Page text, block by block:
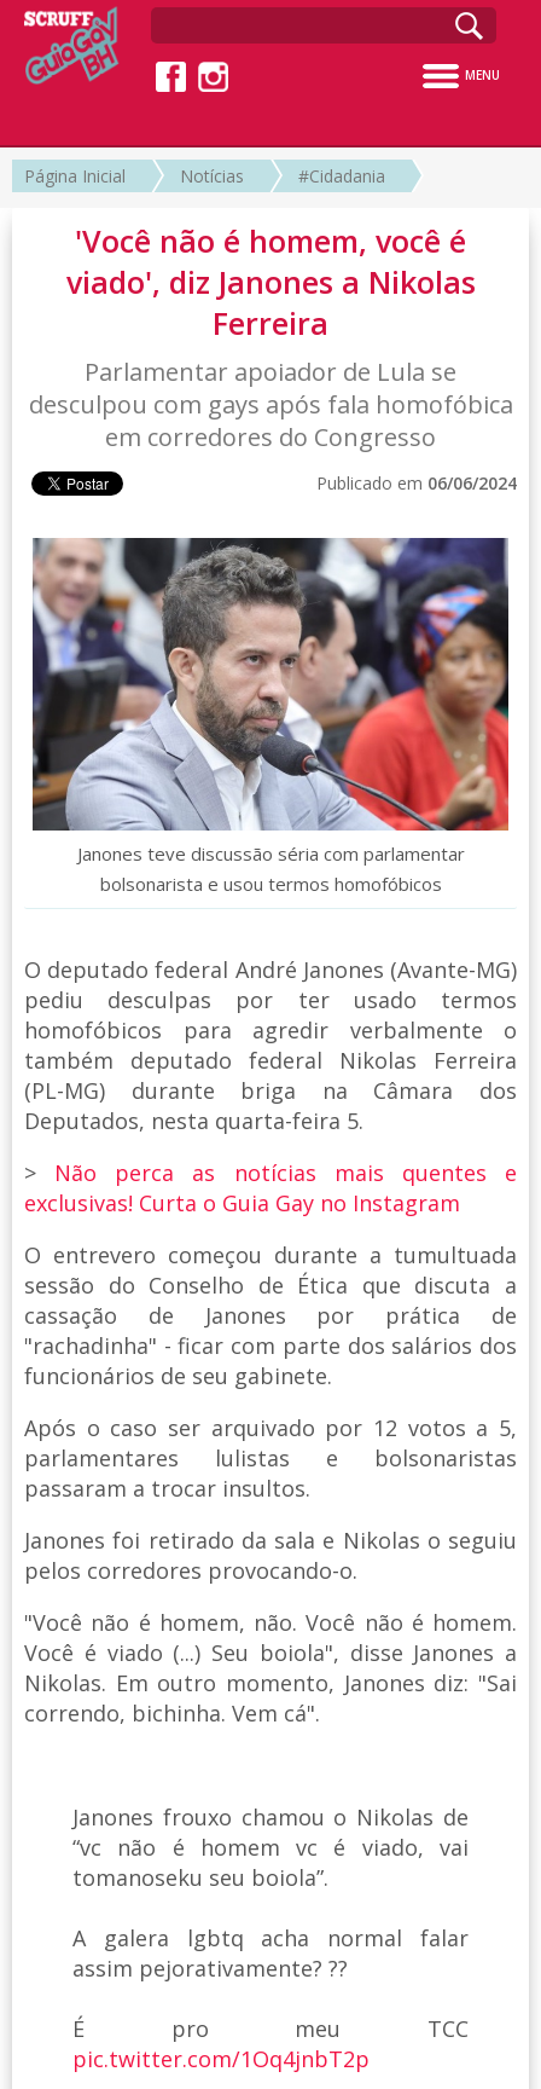
MENU
Página Inicial Notícias #Cidadania
'Você não é homem, você é
viado', diz Janones a Nikolas
Ferreira
Parlamentar apoiador de Lula se
desculpou com gays após fala homofóbica
em corredores do Congresso
Publicado em 06/06/2024
Janones teve discussão séria com parlamentar
bolsonarista e usou termos homofóbicos
O deputado federal André Janones (Avante-MG)
pediu desculpas por ter usado termos
homofóbicos para agredir verbalmente o
também deputado federal Nikolas Ferreira
(PL-MG) durante briga na Câmara dos
Deputados, nesta quarta-feira 5.
> Não perca as notícias mais quentes e
exclusivas! Curta o Guia Gay no Instagram
O entrevero começou durante a tumultuada
sessão do Conselho de Ética que discuta a
cassação de Janones por prática de
"rachadinha" - ficar com parte dos salários dos
funcionários de seu gabinete.
Após o caso ser arquivado por 12 votos a 5,
parlamentares lulistas e bolsonaristas
passaram a trocar insultos.
Janones foi retirado da sala e Nikolas o seguiu
pelos corredores provocando-o.
"Você não é homem, não. Você não é homem.
Você é viado (...) Seu boiola", disse Janones a
Nikolas. Em outro momento, Janones diz: "Sai
correndo, bichinha. Vem cá".
Janones frouxo chamou o Nikolas de
“vc não é homem vc é viado, vai
tomanoseku seu boiola”.
A galera lgbtq acha normal falar
assim pejorativamente? ??
É pro meu TCC
pic.twitter.com/1Oq4jnbT2p